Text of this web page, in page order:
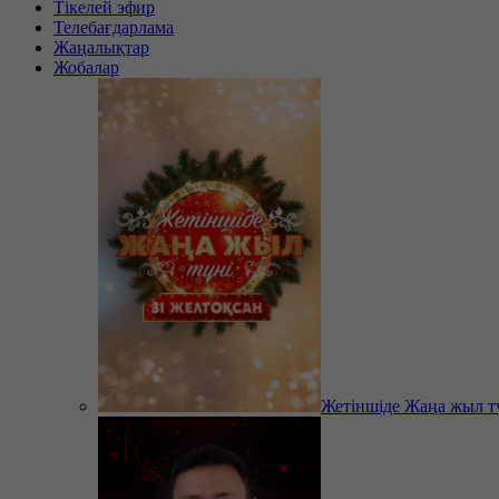
Тікелей эфир
Телебағдарлама
Жаңалықтар
Жобалар
Жетіншіде Жаңа жыл